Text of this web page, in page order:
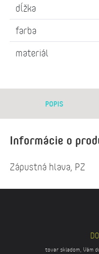
dĺžka
farba
materiál
POPIS
Informácie o
Zápustná hlava, PZ
tovar skladom, Vám